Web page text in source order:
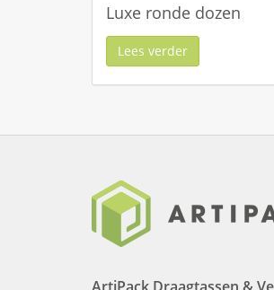
Luxe ronde dozen
Lees verder
ArtiPack Draagtassen &